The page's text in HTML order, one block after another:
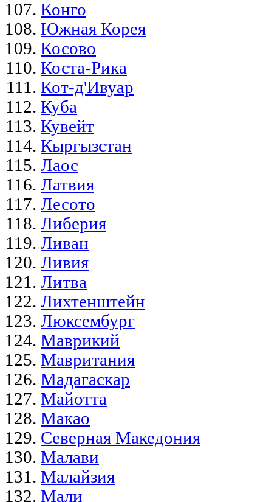
Конго
Южная Корея
Косово
Коста-Рика
Кот-д'Ивуар
Куба
Кувейт
Кыргызстан
Лаос
Латвия
Лесото
Либерия
Ливан
Ливия
Литва
Лихтенштейн
Люксембург
Маврикий
Мавритания
Мадагаскар
Майотта
Макао
Северная Македония
Малави
Малайзия
Мали